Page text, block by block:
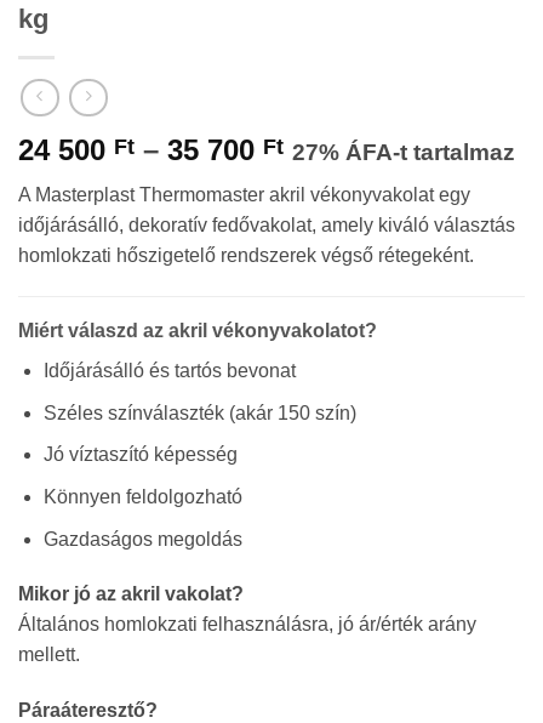
kg
24 500 Ft – 35 700 FtÁrtartomány:
24
500 Ft
-
35
27% ÁFA-t tartalmaz
A Masterplast Thermomaster akril vékonyvakolat egy
időjárásálló, dekoratív fedővakolat, amely kiváló választás
homlokzati hőszigetelő rendszerek végső rétegeként.
Miért válaszd az akril vékonyvakolatot?
Időjárásálló és tartós bevonat
Széles színválaszték (akár 150 szín)
Jó víztaszító képesség
Könnyen feldolgozható
Gazdaságos megoldás
Mikor jó az akril vakolat?
Általános homlokzati felhasználásra, jó ár/érték arány
mellett.
Páraáteresztő?